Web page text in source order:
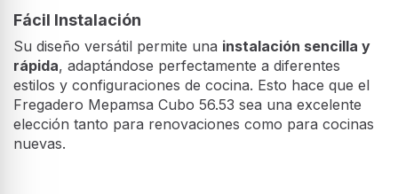
Fácil Instalación
Su diseño versátil permite una instalación sencilla y
rápida, adaptándose perfectamente a diferentes
estilos y configuraciones de cocina. Esto hace que el
Fregadero Mepamsa Cubo 56.53 sea una excelente
elección tanto para renovaciones como para cocinas
nuevas.